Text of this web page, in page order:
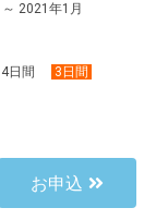
～ 2021年1月
4日間 3日間
お申込